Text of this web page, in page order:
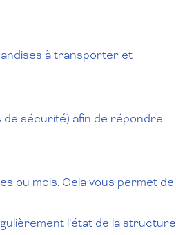
à transporter et
de sécurité) afin de répondre
ou mois. Cela vous permet de
l’état de la structure